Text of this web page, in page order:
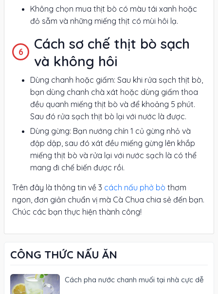
Không chọn mua thịt bò có màu tái xanh hoặc
đỏ sẫm và những miếng thịt có mùi hôi lạ.
Cách sơ chế thịt bò sạch
và không hôi
Dùng chanh hoặc giấm: Sau khi rửa sạch thịt bò,
bạn dùng chanh chà xát hoặc dùng giấm thoa
đều quanh miếng thịt bò và để khoảng 5 phút.
Sau đó rửa sạch thịt bò lại với nước là được.
Dùng gừng: Bạn nướng chín 1 củ gừng nhỏ và
đập dập, sau đó xát đều miếng gừng lên khắp
miếng thịt bò và rửa lại với nước sạch là có thể
mang đi chế biến được rồi.
Trên đây là thông tin về 3 cách nấu phở bò thơm
ngon, đơn giản chuẩn vị mà Cà Chua chia sẻ đến bạn.
Chúc các bạn thực hiện thành công!
CÔNG THỨC NẤU ĂN
Cách pha nước chanh muối tại nhà cực dễ